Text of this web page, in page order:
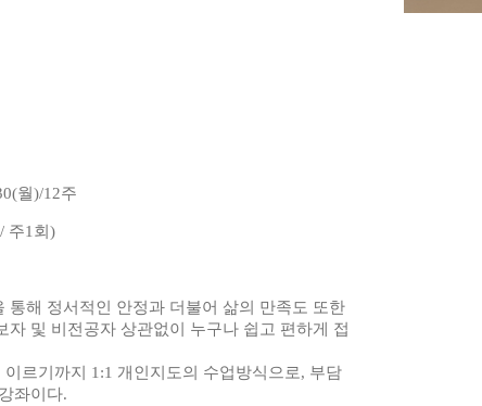
월)/12주
주1회)
통해 정서적인 안정과 더불어 삶의 만족도 또한
자 및 비전공자 상관없이 누구나 쉽고 편하게 접
르기까지 1:1 개인지도의 수업방식으로, 부담
좌이다.